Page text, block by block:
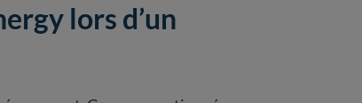
lors d’un